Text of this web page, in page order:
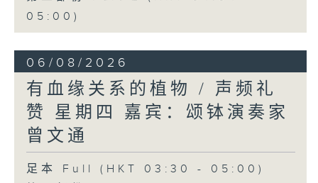
05:00)
06/08/2026
有血缘关系的植物 / 声频礼
赞 星期四 嘉宾：颂钵演奏家
曾文通
足本 Full (HKT 03:30 - 05:00)